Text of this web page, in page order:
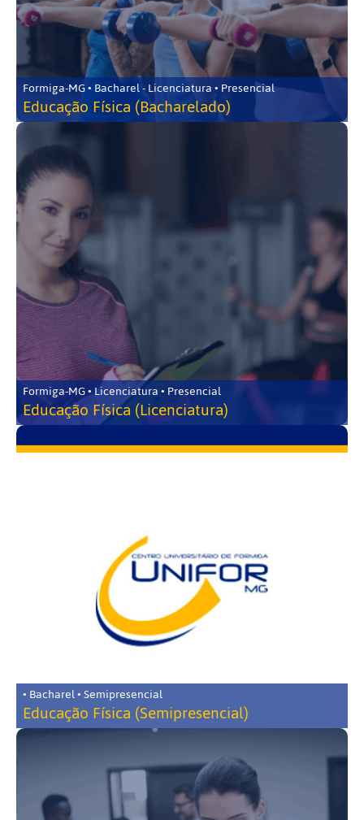
Formiga-MG • Bacharel - Licenciatura • Presencial
Educação Física (Bacharelado)
Formiga-MG • Licenciatura • Presencial
Educação Física (Licenciatura)
• Bacharel • Semipresencial
Educação Física (Semipresencial)